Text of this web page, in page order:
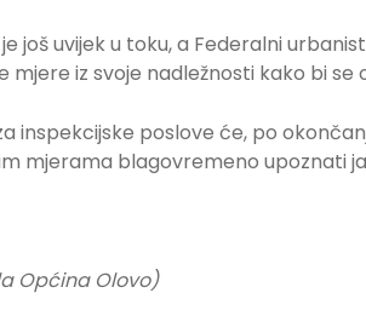
još uvijek u toku, a Federalni
mjere iz svoje nadležnosti kako bi se
inspekcijske poslove će, po
mjerama blagovremeno upoznati
Općina Olovo)